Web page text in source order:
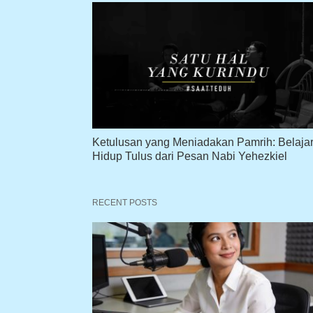
Ketulusan yang Meniadakan Pamrih: Belajar
Hidup Tulus dari Pesan Nabi Yehezkiel
RECENT POSTS